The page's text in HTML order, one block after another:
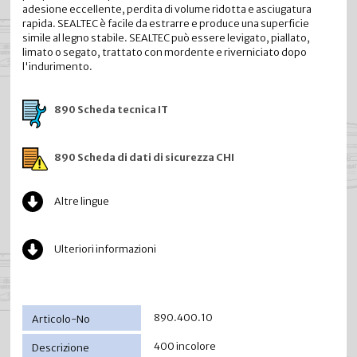
adesione eccellente, perdita di volume ridotta e asciugatura
rapida. SEALTEC è facile da estrarre e produce una superficie
simile al legno stabile. SEALTEC può essere levigato, piallato,
limato o segato, trattato con mordente e riverniciato dopo
l'indurimento.
890 Scheda tecnica IT
890 Scheda di dati di sicurezza CHI
Altre lingue
Ulteriori informazioni
890.400.10
400 incolore